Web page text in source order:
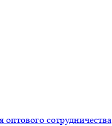
оптового сотрудничества